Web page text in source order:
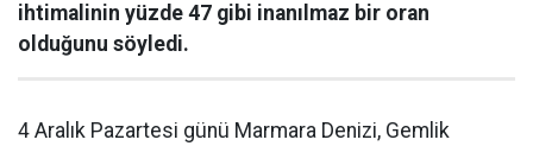
ihtimalinin yüzde 47 gibi inanılmaz bir oran
olduğunu söyledi.
4 Aralık Pazartesi günü Marmara Denizi, Gemlik